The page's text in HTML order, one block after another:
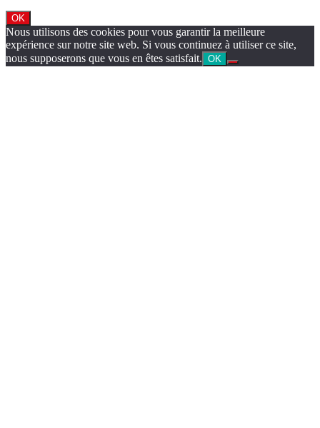
OK
Nous utilisons des cookies pour vous garantir la meilleure
expérience sur notre site web. Si vous continuez à utiliser ce site,
nous supposerons que vous en êtes satisfait. OK